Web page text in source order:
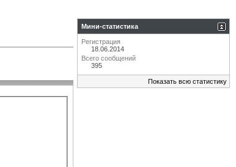
Мини-статистика
Регистрация
18.06.2014
Всего сообщений
395
Показать всю статистику